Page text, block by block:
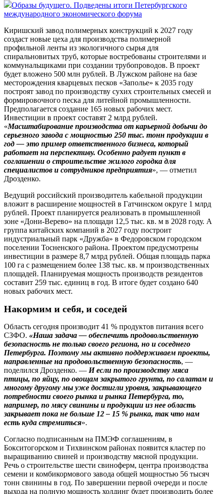
Образы будущего. Подведены итоги Петербургского
международного экономического форума
Киришский завод полимерных конструкций к 2027 году
создаст новые цеха для производства полимерной
профильной ленты из экологичного сырья для
спиральновитых труб, которые востребованы строителями и
коммунальщиками при создании трубопроводов. В проект
будет вложено 500 млн рублей. В Лужском районе на базе
месторождения кварцевых песков «Заполье» к 2035 году
построят завод по производству сухих строительных смесей и
формировочного песка для литейной промышленности.
Предполагается создание 165 новых рабочих мест.
Инвестиции в проект составят 2 млрд рублей.
«Масштабирование производства от карьерной добычи до
серьезного завода с мощностью 250 тыс. тонн продукции в
год — это пример ответственного бизнеса, который
работает на перспективу. Особенно радует пункт в
соглашении о строительстве жилого городка для
специалистов и сотрудников предприятия», — отметил
Дрозденко.
Ведущий российский производитель кабельной продукции
вложит в расширение мощностей в Гатчинском округе 1 млрд
рублей. Проект планируется реализовать в промышленной
зоне «Дони-Верево» на площади 12,5 тыс. кв. м в 2028 году. А
группа китайских компаний в 2027 году построит
индустриальный парк «Дружба» в Федоровском городском
поселении Тосненского района. Проектом предусмотрены
инвестиции в размере 8,7 млрд рублей. Общая площадь парка
100 га с размещением более 138 тыс. кв. м производственных
площадей. Планируемая мощность производств резидентов
составит 259 тыс. единиц в год. В итоге будет создано 640
новых рабочих мест.
Накормим и себя, и соседей
Область сегодня производит 41 % продуктов питания всего
СЗФО. «Наша задача — обеспечить продовольственную
безопасность не только своего региона, но и соседнего
Петербурга. Поэтому мы активно поддерживаем проекты,
направленные на продовольственную безопасность, —
поделился Дрозденко. — И если по производству мяса
птицы, по яйцу, по овощам закрытого грунта, по салатам и
многому другому мы уже достигли уровня, закрывающего
потребности своего рынка и рынка Петербурга, то,
например, по мясу свинины и продукции из нее область
закрывает пока не больше 12 – 15 % рынка, так что нам
есть куда стремиться».
Согласно подписанным на ПМЭФ соглашениям, в
Бокситогорском и Тихвинском районах появится кластер по
выращиванию свиней и производству мясной продукции.
Речь о строительстве шести свиноферм, центра производства
семени и комбикормового завода общей мощностью 56 тысяч
тонн свинины в год. По завершении первой очереди и после
выхода на полную мощность холдинг будет производить более